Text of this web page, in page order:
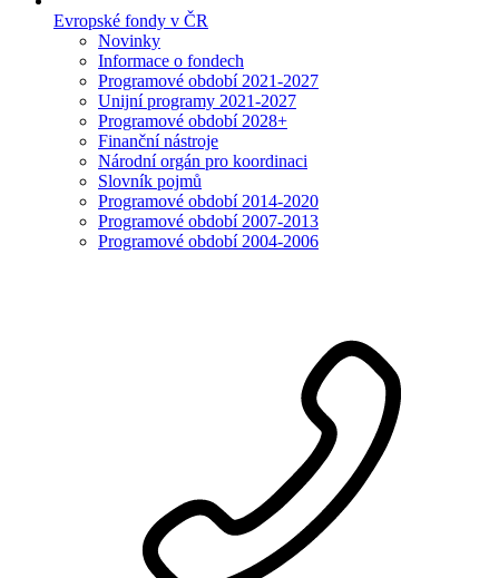
Evropské fondy v ČR
Novinky
Informace o fondech
Programové období 2021-2027
Unijní programy 2021-2027
Programové období 2028+
Finanční nástroje
Národní orgán pro koordinaci
Slovník pojmů
Programové období 2014-2020
Programové období 2007-2013
Programové období 2004-2006